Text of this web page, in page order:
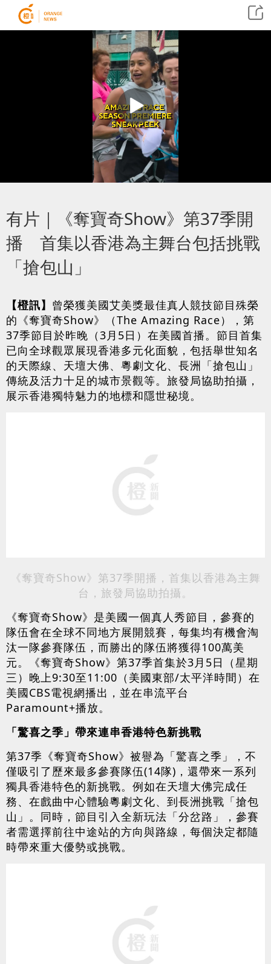
有片｜《奪寶奇Show》第37季開
播 首集以香港為主舞台包括挑戰
「搶包山」
【橙訊】 曾榮獲美國艾美獎最佳真人競技節目殊榮
的《奪寶奇Show》（The Amazing Race），第
37季節目於昨晚（3月5日）在美國首播。節目首集
已向全球觀眾展現香港多元化面貌，包括舉世知名
的天際線、天壇大佛、粵劇文化、長洲「搶包山」
傳統及活力十足的城市景觀等。旅發局協助拍攝，
展示香港獨特魅力的地標和隱世秘境。
《奪寶奇Show》第37季開播，首集以香港為主舞
台，旅發局協助拍攝。
《奪寶奇Show》是美國一個真人秀節目，參賽的
隊伍會在全球不同地方展開競賽，每集均有機會淘
汰一隊參賽隊伍，而勝出的隊伍將獲得100萬美
元。《奪寶奇Show》第37季首集於3月5日（星期
三）晚上9:30至11:00（美國東部/太平洋時間）在
美國CBS電視網播出，並在串流平台
Paramount+播放。
「驚喜之季」帶來連串香港特色新挑戰
第37季《奪寶奇Show》被譽為「驚喜之季」，不
僅吸引了歷來最多參賽隊伍(14隊)，還帶來一系列
獨具香港特色的新挑戰。例如在天壇大佛完成任
務、在戲曲中心體驗粵劇文化、到長洲挑戰「搶包
山」。同時，節目引入全新玩法「分岔路」，參賽
者需選擇前往中途站的方向與路線，每個決定都隨
時帶來重大優勢或挑戰。